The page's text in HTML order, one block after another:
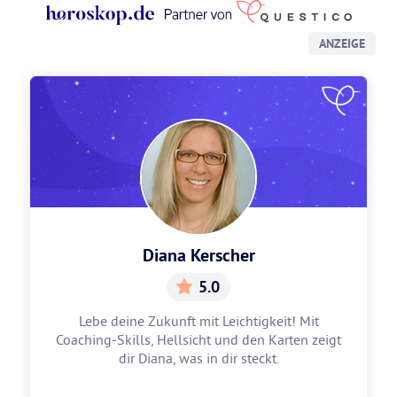
ANZEIGE
Diana Kerscher
5.0
Lebe deine Zukunft mit Leichtigkeit! Mit
Coaching-Skills, Hellsicht und den Karten zeigt
dir Diana, was in dir steckt.